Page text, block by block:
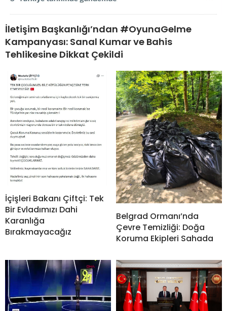
İletişim Başkanlığı’ndan #OyunaGelme
Kampanyası: Sanal Kumar ve Bahis
Tehlikesine Dikkat Çekildi
İçişleri Bakanı Çiftçi: Tek
Bir Evladımızı Dahi
Karanlığa
Bırakmayacağız
Belgrad Ormanı’nda
Çevre Temizliği: Doğa
Koruma Ekipleri Sahada